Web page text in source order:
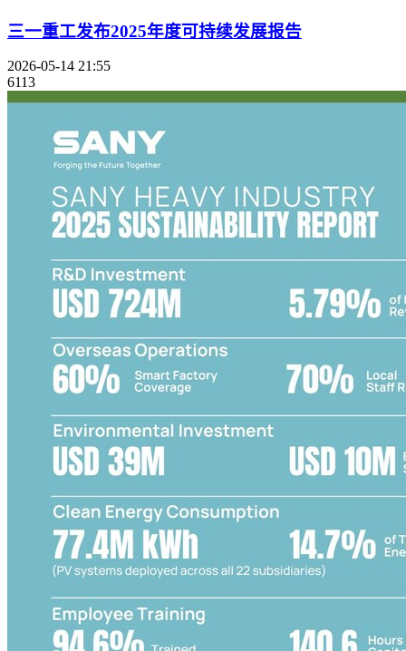
三一重工发布2025年度可持续发展报告
2026-05-14 21:55
6113